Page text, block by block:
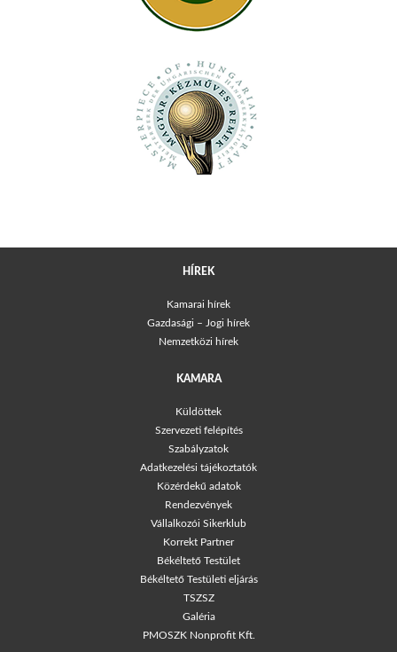
HÍREK
Kamarai hírek
Gazdasági – Jogi hírek
Nemzetközi hírek
KAMARA
Küldöttek
Szervezeti felépítés
Szabályzatok
Adatkezelési tájékoztatók
Közérdekű adatok
Rendezvények
Vállalkozói Sikerklub
Korrekt Partner
Békéltető Testület
Békéltető Testületi eljárás
TSZSZ
Galéria
PMOSZK Nonprofit Kft.